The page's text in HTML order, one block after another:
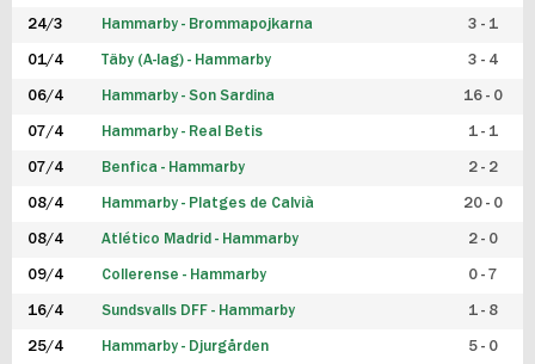
FUTSAL DAM
24/3 Hammarby - Brommapojkarna 3 - 1
01/4 Täby (A-lag) - Hammarby 3 - 4
06/4 Hammarby - Son Sardina 16 - 0
07/4 Hammarby - Real Betis 1 - 1
07/4 Benfica - Hammarby 2 - 2
08/4 Hammarby - Platges de Calvià 20 - 0
08/4 Atlético Madrid - Hammarby 2 - 0
09/4 Collerense - Hammarby 0 - 7
16/4 Sundsvalls DFF - Hammarby 1 - 8
25/4 Hammarby - Djurgården 5 - 0